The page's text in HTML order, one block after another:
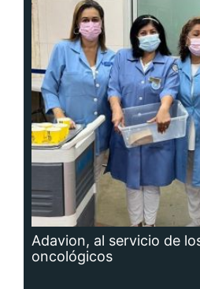
Adavion, al servicio de
oncológicos